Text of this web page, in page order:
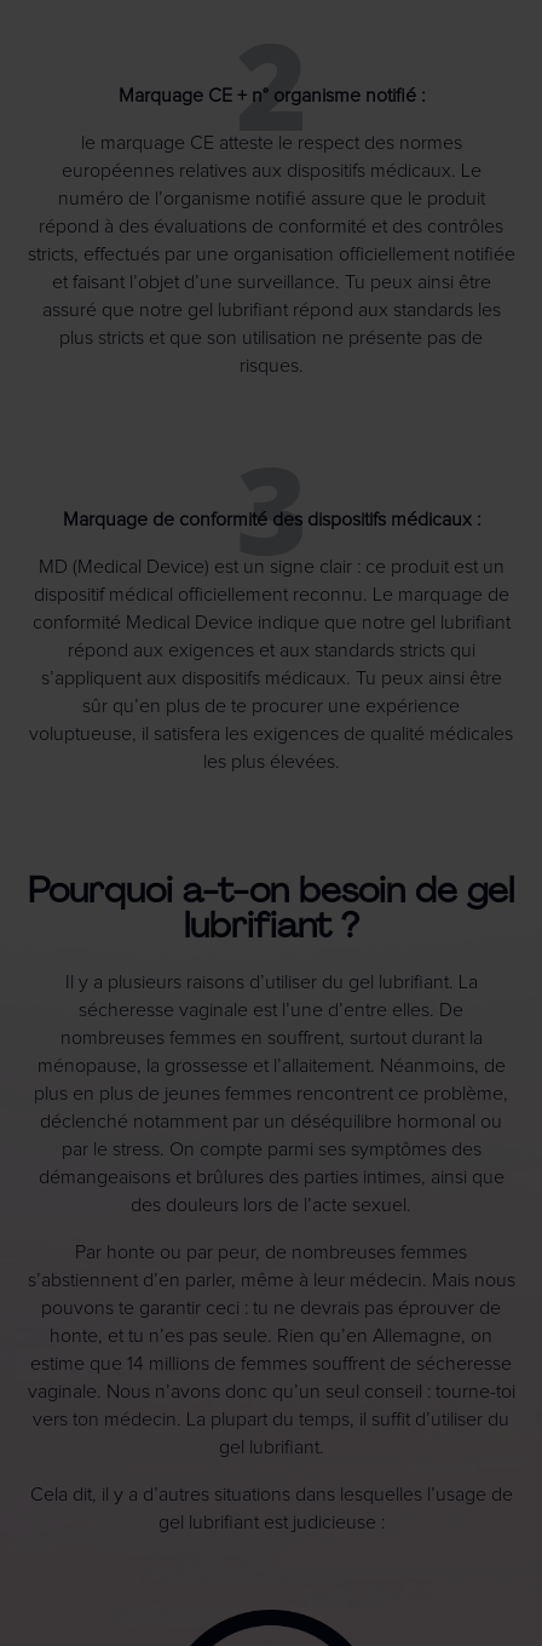
2
Marquage CE + n° organisme notifié :
le marquage CE atteste le respect des normes
européennes relatives aux dispositifs médicaux. Le
numéro de l’organisme notifié assure que le produit
répond à des évaluations de conformité et des contrôles
stricts, effectués par une organisation officiellement notifiée
et faisant l’objet d’une surveillance. Tu peux ainsi être
assuré que notre gel lubrifiant répond aux standards les
plus stricts et que son utilisation ne présente pas de
risques.
3
Marquage de conformité des dispositifs médicaux :
MD (Medical Device) est un signe clair : ce produit est un
dispositif médical officiellement reconnu. Le marquage de
conformité Medical Device indique que notre gel lubrifiant
répond aux exigences et aux standards stricts qui
s’appliquent aux dispositifs médicaux. Tu peux ainsi être
sûr qu’en plus de te procurer une expérience
voluptueuse, il satisfera les exigences de qualité médicales
les plus élevées.
Pourquoi a-t-on besoin de gel
lubrifiant ?
Il y a plusieurs raisons d’utiliser du gel lubrifiant. La
sécheresse vaginale est l’une d’entre elles. De
nombreuses femmes en souffrent, surtout durant la
ménopause, la grossesse et l’allaitement. Néanmoins, de
plus en plus de jeunes femmes rencontrent ce problème,
déclenché notamment par un déséquilibre hormonal ou
par le stress. On compte parmi ses symptômes des
démangeaisons et brûlures des parties intimes, ainsi que
des douleurs lors de l’acte sexuel.
Par honte ou par peur, de nombreuses femmes
s’abstiennent d’en parler, même à leur médecin. Mais nous
pouvons te garantir ceci : tu ne devrais pas éprouver de
honte, et tu n’es pas seule. Rien qu’en Allemagne, on
estime que 14 millions de femmes souffrent de sécheresse
vaginale. Nous n’avons donc qu’un seul conseil : tourne-toi
vers ton médecin. La plupart du temps, il suffit d’utiliser du
gel lubrifiant.
Cela dit, il y a d’autres situations dans lesquelles l’usage de
gel lubrifiant est judicieuse :